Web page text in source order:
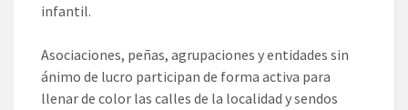
infantil.
Asociaciones, peñas, agrupaciones y entidades sin
ánimo de lucro participan de forma activa para
llenar de color las calles de la localidad y sendos